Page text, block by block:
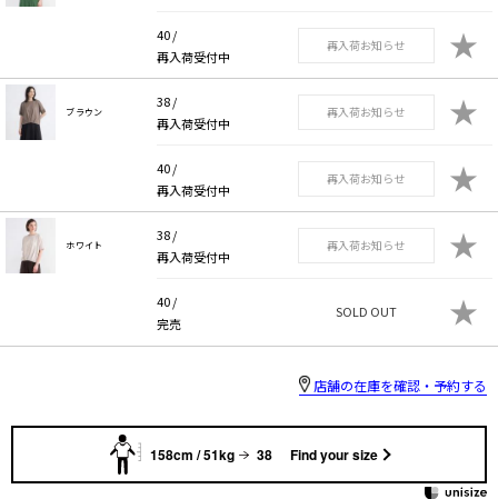
40 /
再入荷受付中
再入荷お知らせ ★
ブラウン
38 /
再入荷受付中
再入荷お知らせ ★
40 /
再入荷受付中
再入荷お知らせ ★
ホワイト
38 /
再入荷受付中
再入荷お知らせ ★
40 /
完売
SOLD OUT ★
店舗の在庫を確認・予約する
158cm / 51kg 38 Find your size